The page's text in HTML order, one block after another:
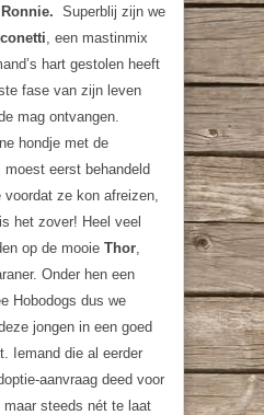
Ronnie. Superblij zijn we
, een mastinmix
hart gestolen heeft
fase van zijn leven
mag ontvangen.
hondje met de
moest eerst behandeld
voordat ze kon afreizen,
het zover! Heel veel
op de mooie Thor,
Onder hen een
Hobodogs dus we
jongen in een goed
Iemand die al eerder
aanvraag deed voor
maar steeds nét te laat